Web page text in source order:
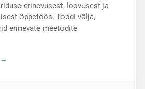
erinevusest, loovusest ja
õppetöös. Toodi välja,
erinevate meetodite